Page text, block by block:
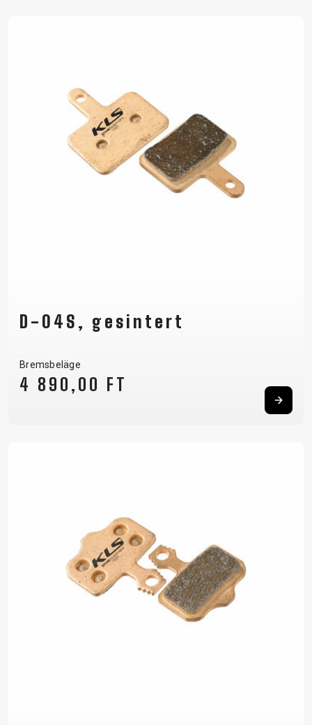
D-04S, gesintert
Bremsbeläge
4 890,00 FT